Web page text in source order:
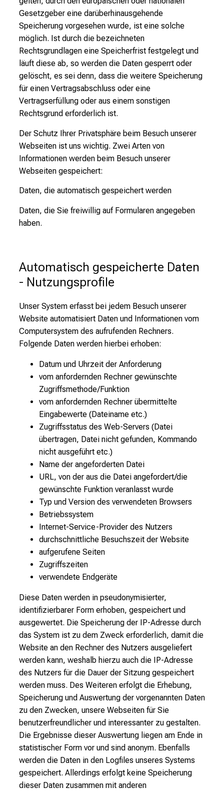
Gesetzgeber eine darüberhinausgehende
Speicherung vorgesehen wurde, ist eine solche
möglich. Ist durch die bezeichneten
Rechtsgrundlagen eine Speicherfrist festgelegt und
läuft diese ab, so werden die Daten gesperrt oder
gelöscht, es sei denn, dass die weitere Speicherung
für einen Vertragsabschluss oder eine
Vertragserfüllung oder aus einem sonstigen
Rechtsgrund erforderlich ist.
Der Schutz Ihrer Privatsphäre beim Besuch unserer
Webseiten ist uns wichtig. Zwei Arten von
Informationen werden beim Besuch unserer
Webseiten gespeichert:
Daten, die automatisch gespeichert werden
Daten, die Sie freiwillig auf Formularen angegeben
haben.
Automatisch gespeicherte Daten
- Nutzungsprofile
Unser System erfasst bei jedem Besuch unserer
Website automatisiert Daten und Informationen vom
Computersystem des aufrufenden Rechners.
Folgende Daten werden hierbei erhoben:
Datum und Uhrzeit der Anforderung
vom anfordernden Rechner gewünschte
Zugriffsmethode/Funktion
vom anfordernden Rechner übermittelte
Eingabewerte (Dateiname etc.)
Zugriffsstatus des Web-Servers (Datei
übertragen, Datei nicht gefunden, Kommando
nicht ausgeführt etc.)
Name der angeforderten Datei
URL, von der aus die Datei angefordert/die
gewünschte Funktion veranlasst wurde
Typ und Version des verwendeten Browsers
Betriebssystem
Internet-Service-Provider des Nutzers
durchschnittliche Besuchszeit der Website
aufgerufene Seiten
Zugriffszeiten
verwendete Endgeräte
Diese Daten werden in pseudonymisierter,
identifizierbarer Form erhoben, gespeichert und
ausgewertet. Die Speicherung der IP-Adresse durch
das System ist zu dem Zweck erforderlich, damit die
Website an den Rechner des Nutzers ausgeliefert
werden kann, weshalb hierzu auch die IP-Adresse
des Nutzers für die Dauer der Sitzung gespeichert
werden muss. Des Weiteren erfolgt die Erhebung,
Speicherung und Auswertung der vorgenannten Daten
zu den Zwecken, unsere Webseiten für Sie
benutzerfreundlicher und interessanter zu gestalten.
Die Ergebnisse dieser Auswertung liegen am Ende in
statistischer Form vor und sind anonym. Ebenfalls
werden die Daten in den Logfiles unseres Systems
gespeichert. Allerdings erfolgt keine Speicherung
dieser Daten zusammen mit anderen